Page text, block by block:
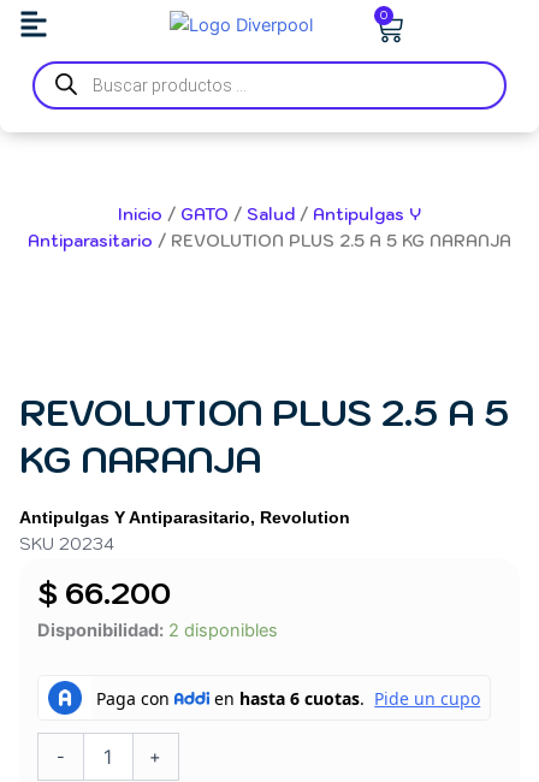
contenido
0
Carrito
Búsqueda
de
productos
Inicio / GATO / Salud / Antipulgas Y
Antiparasitario / REVOLUTION PLUS 2.5 A 5 KG NARANJA
REVOLUTION PLUS 2.5 A 5
KG NARANJA
Antipulgas Y Antiparasitario, Revolution
SKU 20234
$66.200
Disponibilidad: 2 disponibles
-
REVOLUTION
NARANJA
+